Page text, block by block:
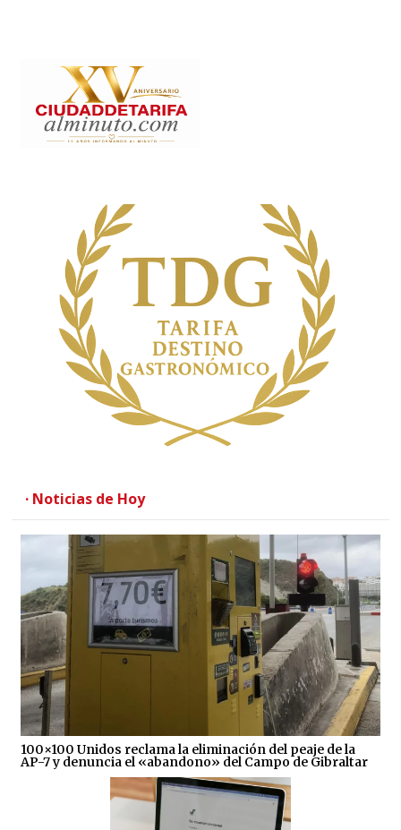
· Noticias de Hoy
100×100 Unidos reclama la eliminación del peaje de la
AP-7 y denuncia el «abandono» del Campo de Gibraltar